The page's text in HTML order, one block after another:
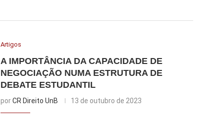
Artigos
A IMPORTÂNCIA DA CAPACIDADE DE
NEGOCIAÇÃO NUMA ESTRUTURA DE
DEBATE ESTUDANTIL
porCR Direito UnB 13 de outubro de 2023